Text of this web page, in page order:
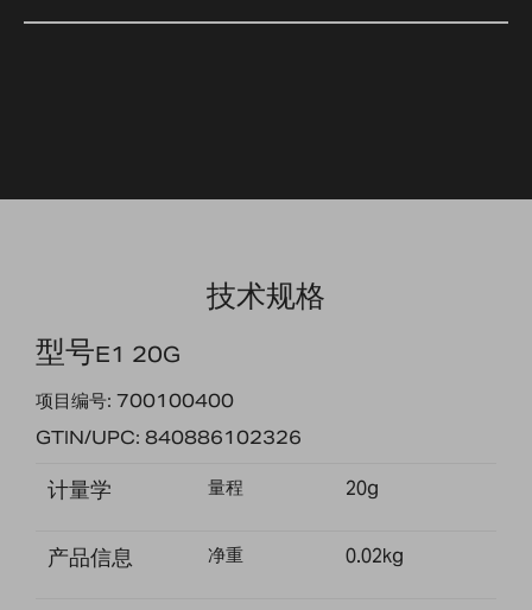
技术规格
型号E1 20G
项目编号: 700100400
GTIN/UPC: 840886102326
计量学 量程 20g
产品信息 净重 0.02kg